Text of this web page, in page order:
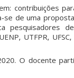
contribuições
se de uma
pesquisadores
UTFPR,
O docente